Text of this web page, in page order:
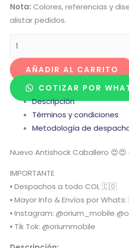
Nota: Colores, referencias y
alistar pedidos.
AÑADIR AL CARRITO
COTIZAR POR
Descripción
Términos y condiciones
Metodología de
Nuevo Antishock Caballero 😍😍
IMPORTANTE
▪️ Despachos a todo COL 🇨🇴
▪️ Mayor Info & Envíos por Whats:
▪️ Instagram: @orium_mobile
▪️ Tik Tok: @oriummobile